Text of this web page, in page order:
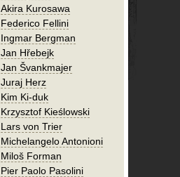
Akira Kurosawa
Federico Fellini
Ingmar Bergman
Jan Hřebejk
Jan Švankmajer
Juraj Herz
Kim Ki-duk
Krzysztof Kieślowski
Lars von Trier
Michelangelo Antonioni
Miloš Forman
Pier Paolo Pasolini